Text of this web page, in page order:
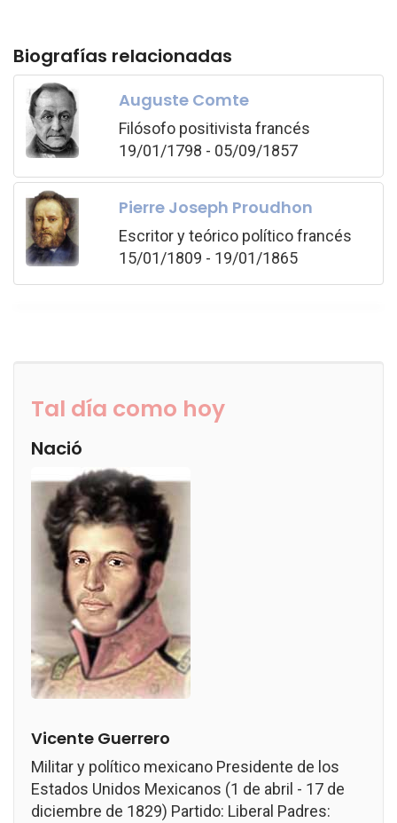
Biografías relacionadas
Auguste Comte
Filósofo positivista francés
19/01/1798 - 05/09/1857
Pierre Joseph Proudhon
Escritor y teórico político francés
15/01/1809 - 19/01/1865
Tal día como hoy
Nació
Vicente Guerrero
Militar y político mexicano Presidente de los
Estados Unidos Mexicanos (1 de abril - 17 de
diciembre de 1829) Partido: Liberal Padres: